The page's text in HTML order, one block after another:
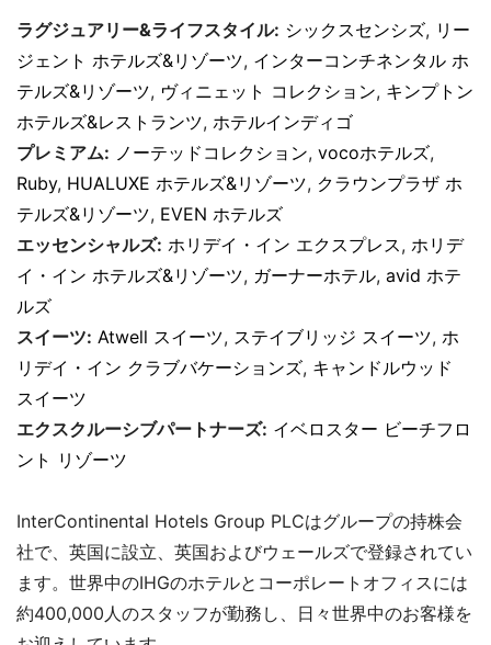
ラグジュアリー&ライフスタイル: シックスセンシズ, リー
ジェント ホテルズ&リゾーツ, インターコンチネンタル ホ
テルズ&リゾーツ, ヴィニェット コレクション, キンプトン
ホテルズ&レストランツ, ホテルインディゴ
プレミアム: ノーテッドコレクション, vocoホテルズ,
Ruby, HUALUXE ホテルズ&リゾーツ, クラウンプラザ ホ
テルズ&リゾーツ, EVEN ホテルズ
エッセンシャルズ: ホリデイ・イン エクスプレス, ホリデ
イ・イン ホテルズ&リゾーツ, ガーナーホテル, avid ホテ
ルズ
スイーツ: Atwell スイーツ, ステイブリッジ スイーツ, ホ
リデイ・イン クラブバケーションズ, キャンドルウッド
スイーツ
エクスクルーシブパートナーズ: イベロスター ビーチフロ
ント リゾーツ
InterContinental Hotels Group PLCはグループの持株会
社で、英国に設立、英国およびウェールズで登録されてい
ます。世界中のIHGのホテルとコーポレートオフィスには
約400,000人のスタッフが勤務し、日々世界中のお客様を